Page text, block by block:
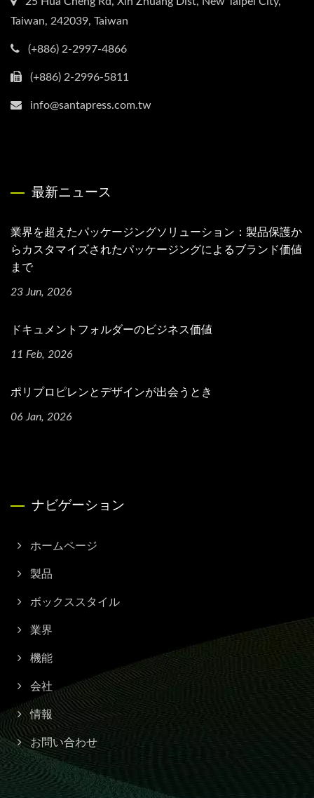
Taiwan, 242039, Taiwan
(+886) 2-2997-4866
(+886) 2-2996-5811
info@santapress.com.tw
最新ニュース
業界を超えたパッケージングソリューション：製品保護か
らカスタマイズされたパッケージングによるブランド価値
まで
23 Jun, 2026
ドキュメントフォルダーのビジネス価値
11 Feb, 2026
ポリプロピレンとデザインが出会うとき
06 Jan, 2026
ナビゲーション
ホームページ
製品
ボックススタイル
業界
機能
会社
情報
お問い合わせ